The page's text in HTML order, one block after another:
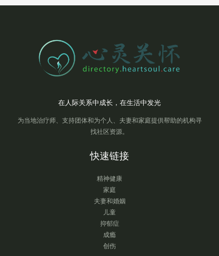
在人际关系中成长，在生活中发光
为当地治疗师、支持团体和为个人、夫妻和家庭提供帮助的机构寻
找社区资源。
快速链接
精神健康
家庭
夫妻和婚姻
儿童
抑郁症
成瘾
创伤